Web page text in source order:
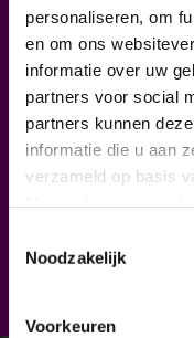
personaliseren, om
en om ons
informatie over uw
partners voor social
partners kunnen
informatie die u aan
verzameld op basis
Noodzakelijk
Voorkeuren
succesvolle
buigt zich over
documentaires
het wel en wee
cultuursector,
deuntje mee.
vertrouwt op
de lockdown en
pandemie.